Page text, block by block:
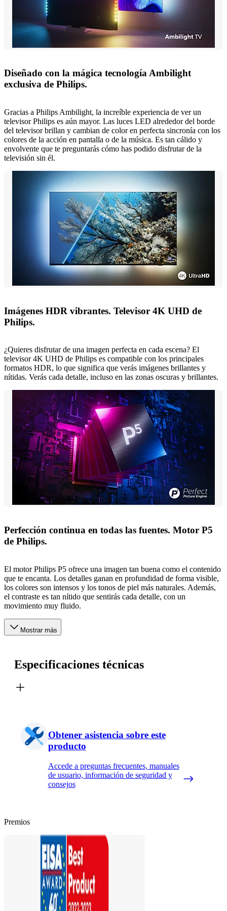
Diseñado con la mágica tecnología Ambilight
exclusiva de Philips.
Gracias a Philips Ambilight, la increíble experiencia de ver un
televisor Philips es aún mayor. Las luces LED alrededor del borde
del televisor brillan y cambian de color en perfecta sincronía con los
colores de la acción en pantalla o de la música. Es tan cálido y
envolvente que te preguntarás cómo has podido disfrutar de la
televisión sin él.
Imágenes HDR vibrantes. Televisor 4K UHD de
Philips.
¿Quieres disfrutar de una imagen perfecta en cada escena? El
televisor 4K UHD de Philips es compatible con los principales
formatos HDR, lo que significa que verás imágenes brillantes y
nítidas. Verás cada detalle, incluso en las zonas oscuras y brillantes.
Perfección continua en todas las fuentes. Motor P5
de Philips.
El motor Philips P5 ofrece una imagen tan buena como el contenido
que te encanta. Los detalles ganan en profundidad de forma visible,
los colores son intensos y los tonos de piel más naturales. Además,
el contraste es tan nítido que sentirás cada detalle, con un
movimiento muy fluido.
Mostrar más
Especificaciones técnicas
Obtener asistencia sobre este
producto
Accede a preguntas frecuentes, manuales
de usuario, información de seguridad y
consejos
Premios